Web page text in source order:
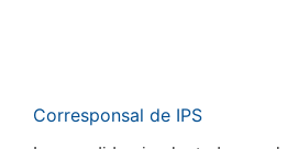
Corresponsal de IPS